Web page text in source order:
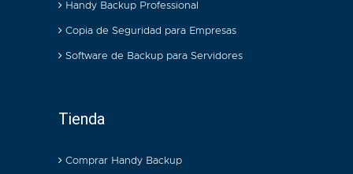
Handy Backup Professional
Copia de Seguridad para Empresas
Software de Backup para Servidores
Tienda
Comprar Handy Backup